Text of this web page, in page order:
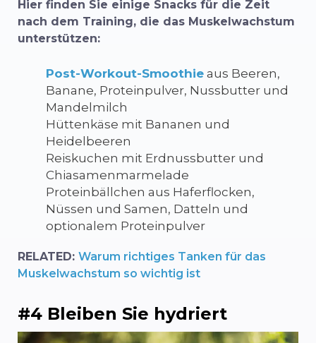
Hier finden Sie einige Snacks für die Zeit
nach dem Training, die das Muskelwachstum
unterstützen:
Post-Workout-Smoothie aus Beeren,
Banane, Proteinpulver, Nussbutter und
Mandelmilch
Hüttenkäse mit Bananen und
Heidelbeeren
Reiskuchen mit Erdnussbutter und
Chiasamenmarmelade
Proteinbällchen aus Haferflocken,
Nüssen und Samen, Datteln und
optionalem Proteinpulver
RELATED: Warum richtiges Tanken für das
Muskelwachstum so wichtig ist
#4 Bleiben Sie hydriert